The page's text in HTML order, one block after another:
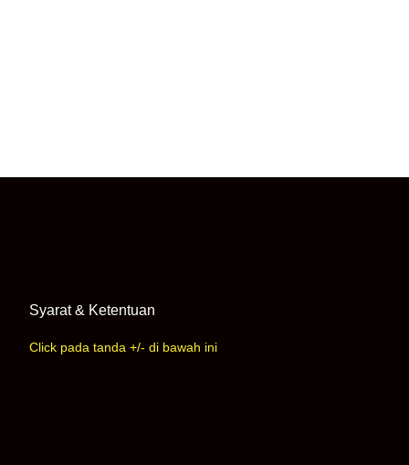
Syarat & Ketentuan
Click pada tanda +/- di bawah ini